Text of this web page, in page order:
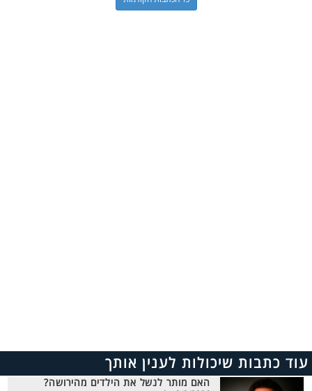
עוד כתבות שיכולות לענין אותך
האם מותר לנשל את הילדים מהירושה?